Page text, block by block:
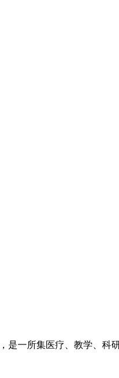
一所集医疗、教学、科